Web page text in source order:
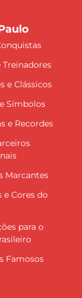
Treinadores
e Clássicos
Símbolos
e Recordes
Marcantes
e Cores do
para o
Famosos